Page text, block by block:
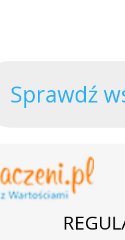
Sprawdź